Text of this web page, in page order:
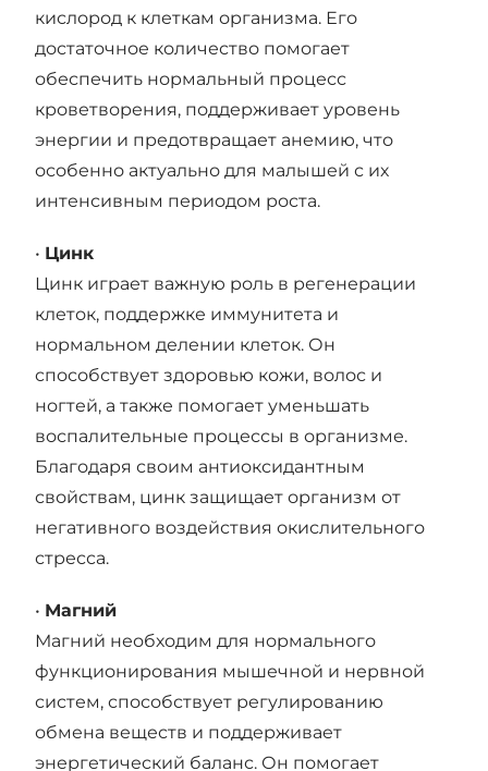
кислород к клеткам организма. Его
достаточное количество помогает
обеспечить нормальный процесс
кроветворения, поддерживает уровень
энергии и предотвращает анемию, что
особенно актуально для малышей с их
интенсивным периодом роста.
• Цинк
Цинк играет важную роль в регенерации
клеток, поддержке иммунитета и
нормальном делении клеток. Он
способствует здоровью кожи, волос и
ногтей, а также помогает уменьшать
воспалительные процессы в организме.
Благодаря своим антиоксидантным
свойствам, цинк защищает организм от
негативного воздействия окислительного
стресса.
• Магний
Магний необходим для нормального
функционирования мышечной и нервной
систем, способствует регулированию
обмена веществ и поддерживает
энергетический баланс. Он помогает